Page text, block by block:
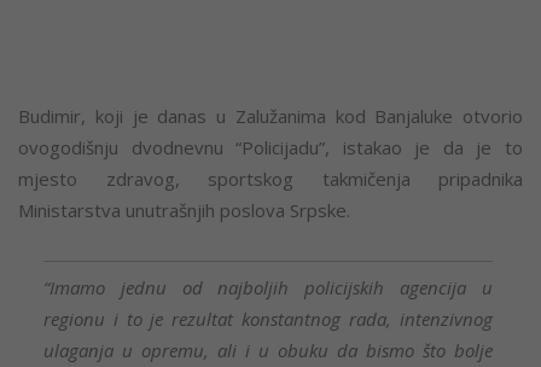
Budimir, koji je danas u Zalužanima kod Banjaluke otvorio
ovogodišnju dvodnevnu “Policijadu”, istakao je da je to
mjesto zdravog, sportskog takmičenja pripadnika
Ministarstva unutrašnjih poslova Srpske.
“Imamo jednu od najboljih policijskih agencija u
regionu i to je rezultat konstantnog rada, intenzivnog
ulaganja u opremu, ali i u obuku da bismo što bolje